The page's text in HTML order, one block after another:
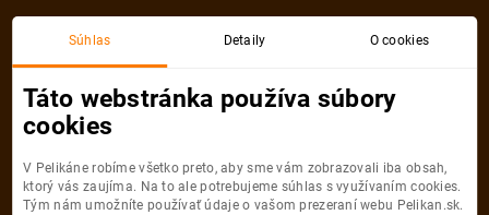
Akciová letenka
Súhlas Detaily O cookies
Táto webstránka používa súbory
cookies
V Pelikáne robíme všetko preto, aby sme vám zobrazovali iba obsah,
ktorý vás zaujíma. Na to ale potrebujeme súhlas s využívaním cookies.
Tým nám umožníte používať údaje o vašom prezeraní webu Pelikan.sk.